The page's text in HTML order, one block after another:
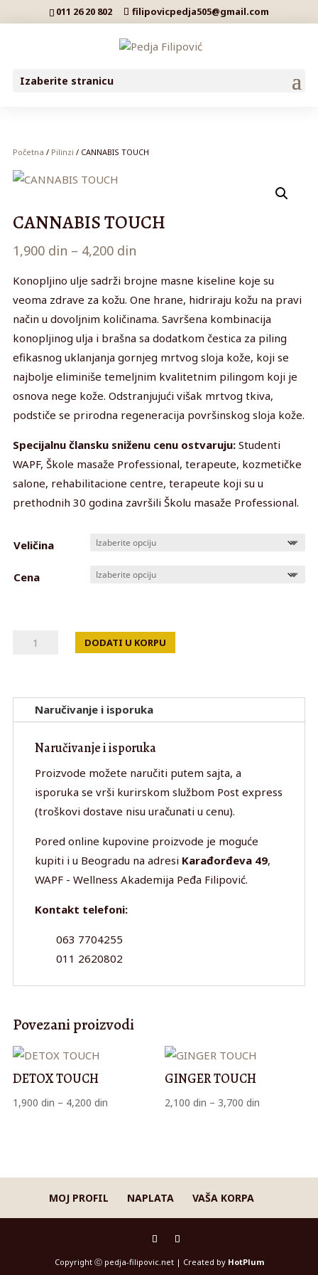
011 26 20 802 filipovicpedja505@gmail.com
Izaberite stranicu
Početna / Pilinzi / CANNABIS TOUCH
CANNABIS TOUCH
1,900 din – 4,200 dinRaspon
od
1,900 din
do
4,200 din
Konopljino ulje sadrži brojne masne kiseline koje su
veoma zdrave za kožu. One hrane, hidriraju kožu na pravi
način u dovoljnim količinama. Savršena kombinacija
konopljinog ulja i brašna sa dodatkom čestica za piling
efikasnog uklanjanja gornjeg mrtvog sloja kože, koji se
najbolje eliminiše temeljnim kvalitetnim pilingom koji je
osnova nege kože. Odstranjujući višak mrtvog tkiva,
podstiče se prirodna regeneracija površinskog sloja kože.
Specijalnu člansku sniženu cenu ostvaruju: Studenti
WAPF, Škole masaže Professional, terapeute, kozmetičke
salone, rehabilitacione centre, terapeute koji su u
prethodnih 30 godina završili Školu masaže Professional.
Veličina
Cena
CANNABIS
DODATI U KORPU
Naručivanje i isporuka
Naručivanje i isporuka
Proizvode možete naručiti putem sajta, a
isporuka se vrši kurirskom službom Post express
(troškovi dostave nisu uračunati u cenu).
Pored online kupovine proizvode je moguće
kupiti i u Beogradu na adresi Karađorđeva 49,
WAPF - Wellness Akademija Peđa Filipović.
Kontakt telefoni:
063 7704255
011 2620802
Povezani proizvodi
DETOX TOUCH
1,900 din – 4,200 dinRaspon
do
4,200 din
GINGER TOUCH
2,100din – 3,700din
do
MOJ PROFIL NAPLATA VAŠA KORPA
Copyright ⓒ pedja-filipovic.net | Created by HotPlum